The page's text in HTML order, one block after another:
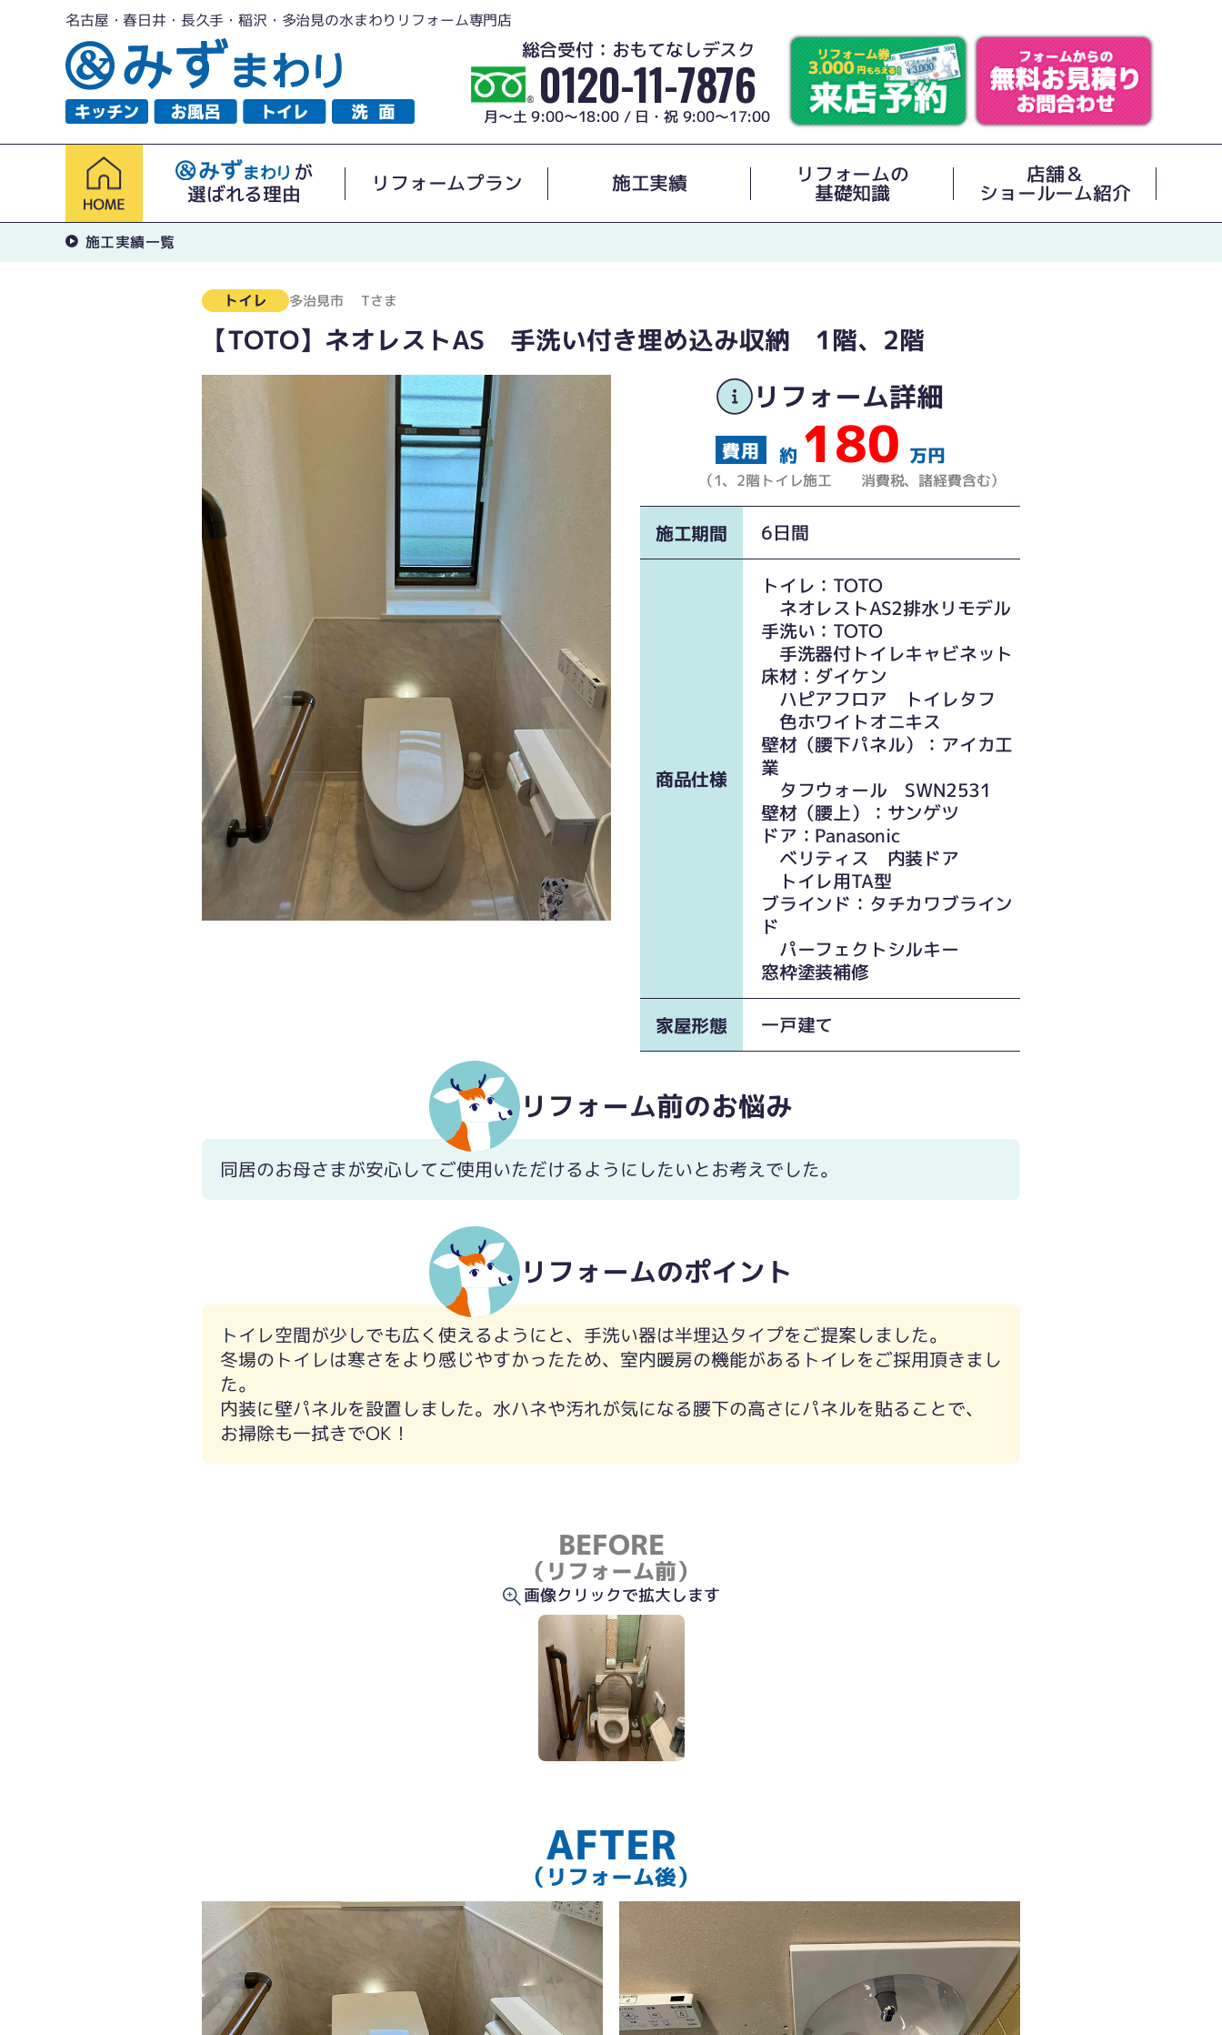
名古屋・春日井・長久手・稲沢・多治見の水まわりリフォーム専門店
総合受付：おもてなしデスク
0120-11-7876
月～土 9:00～18:00 / 日・祝 9:00～17:00
が
選ばれる理由
リフォームプラン 施工実績 リフォームの
基礎知識
店舗＆
ショールーム紹介
施工実績一覧
トイレ 多治見市 Tさま
【TOTO】ネオレストAS 手洗い付き埋め込み収納 1階、2階
リフォーム詳細
約 180 万円
（1、2階トイレ施工 消費税、諸経費含む）
施工期間 6日間
商品仕様
トイレ：TOTO
ネオレストAS2排水リモデル
手洗い：TOTO
手洗器付トイレキャビネット
床材：ダイケン
ハピアフロア トイレタフ
色ホワイトオニキス
壁材（腰下パネル）：アイカ工
業
タフウォール SWN2531
壁材（腰上）：サンゲツ
ドア：Panasonic
ベリティス 内装ドア
トイレ用TA型
ブラインド：タチカワブライン
ド
パーフェクトシルキー
窓枠塗装補修
家屋形態 一戸建て
リフォーム前のお悩み
同居のお母さまが安心してご使用いただけるようにしたいとお考えでした。
リフォームのポイント
トイレ空間が少しでも広く使えるようにと、手洗い器は半埋込タイプをご提案しました。
冬場のトイレは寒さをより感じやすかったため、室内暖房の機能があるトイレをご採用頂きまし
た。
内装に壁パネルを設置しました。水ハネや汚れが気になる腰下の高さにパネルを貼ることで、
お掃除も一拭きでOK！
BEFORE
（リフォーム前）
画像クリックで拡大します
AFTER
（リフォーム後）
白で統一された明るい空間に仕上がりました！